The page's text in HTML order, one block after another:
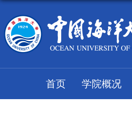
首页 学院概况